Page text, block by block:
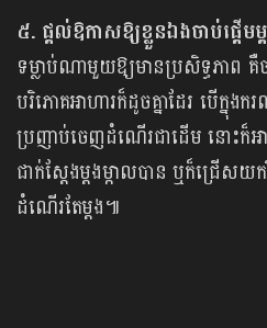
៥. ផ្តល់ឱកាសឱ្យខ្លួនឯងចាប់ផ្តើម
ទម្លាប់ណាមួយឱ្យមានប្រសិទ្ធភាព គឺ
បរិភោគអាហារក៏ដូចគ្នាដែរ បើក្នុ
ប្រញាប់ចេញដំណើរជាដើម នោះក៏អ
ជាក់ស្តែងម្តងម្កាលបាន ឬក៏ជ្រើស
ដំណើរតែម្តង៕